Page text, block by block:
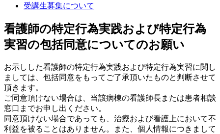
受講生募集について
看護師の特定行為実践および特定行為
実習の包括同意についてのお願い
お示しした看護師の特定行為実践および特定行為実習に関し
ましては、包括同意をもってご了承頂いたものと判断させて
頂きます。
ご同意頂けない場合は、当該病棟の看護師長または患者相談
窓口までお申し出ください。
同意頂けない場合であっても、治療および看護上において不
利益を被ることはありません。また、個人情報につきまして